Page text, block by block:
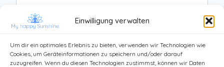
Einwilligung verwalten
Um dir ein optimales Erlebnis zu bieten, verwenden wir Technologien wie
Cookies, um Geräteinformationen zu speichern und/oder darauf
zuzugreifen. Wenn du diesen Technologien zustimmst, können wir Daten